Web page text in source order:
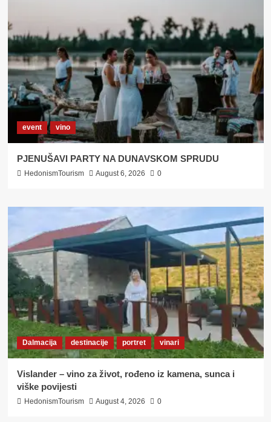
DUNAVSKOM
KRALJEVSTVU
VINA
I
STARINA
event vino
PJENUŠAVI PARTY NA DUNAVSKOM SPRUDU
HedonismTourism August 6, 2026 0
Dalmacija destinacije portret vinari
Vislander – vino za život, rođeno iz kamena, sunca i
viške povijesti
HedonismTourism August 4, 2026 0